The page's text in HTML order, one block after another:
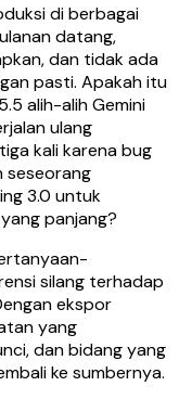
di berbagai
datang,
dan tidak ada
pasti. Apakah itu
alih-alih Gemini
ulang
kali karena bug
seseorang
3.0 untuk
panjang?
silang terhadap
ekspor
yang
dan bidang yang
ke sumbernya.